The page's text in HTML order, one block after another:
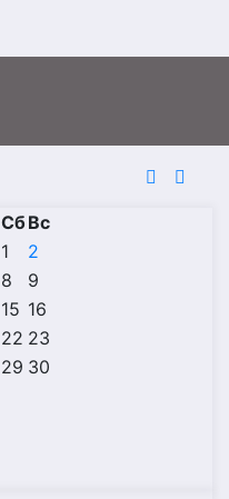
СбВс
1
2
8
9
15 16
22 23
29 30